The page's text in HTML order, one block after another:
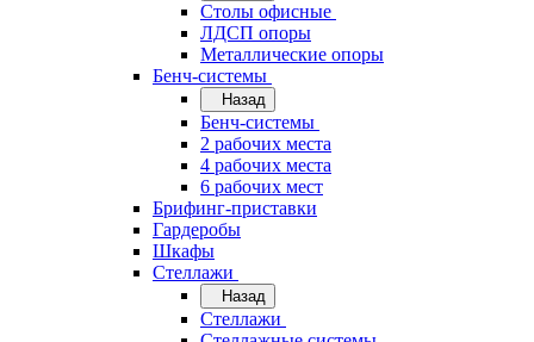
Cтолы офисные
ЛДСП опоры
Металлические опоры
Бенч-системы
Назад
Бенч-системы
2 рабочих места
4 рабочих места
6 рабочих мест
Брифинг-приставки
Гардеробы
Шкафы
Стеллажи
Назад
Стеллажи